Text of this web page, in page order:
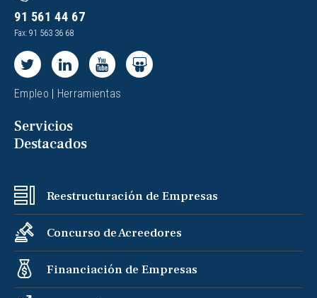
91 561 44 67
Fax: 91 563 36 68
Empleo | Herramientas
Servicios
Destacados
Reestructuración de Empresas
Concurso de Acreedores
Financiación de Empresas